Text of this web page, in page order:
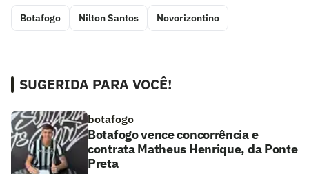
Botafogo Nilton Santos Novorizontino
SUGERIDA PARA VOCÊ!
botafogo
Botafogo vence concorrência e
contrata Matheus Henrique, da Ponte
Preta